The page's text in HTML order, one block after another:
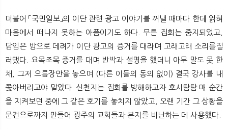
더불어 「국민일보」의 이단 관련 광고 이야기를 꺼낼 때마다 한데 얽혀
마음에서 떠나지 못하는 아픔이기도 하다. 무튼 집회는 중지되었고,
담임은 방으로 데려가 이단 광고의 증거를 대라며 고래고래 소리를질
러댔다. 요목조목 증거를 대며 반박과 설명을 했더니 아무 말도 못 한
채, 그저 으름장만을 놓으며 (다른 이들의 동의 없이) 결국 강사를 내
쫓아버리고야 말았다. 신천지는 집회를 방해하고자 호시탐탐 매 순간
을 지켜보던 중에 그 같은 호기를 놓치지 않았고, 오랜 기간 그 상황을
문건으로까지 만들어 광주의 교회들과 본지를 비난하는 데 사용했다.